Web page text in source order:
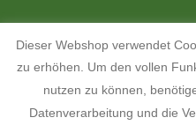
KONTAKT, ÖFFNUNGSZEITEN
Dieser Webshop verwendet
zu erhöhen. Um den vollen
nutzen zu können,
Datenverarbeitung und die